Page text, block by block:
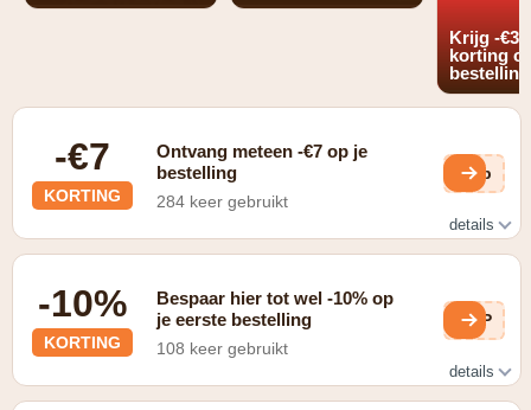
Krijg -€3
korting
bestelling
-€7
KORTING
Ontvang meteen -€7 op je
bestelling
284 keer gebruikt
mqb
details
-10%
KORTING
Bespaar hier tot wel -10% op
je eerste bestelling
108 keer gebruikt
TbP
details